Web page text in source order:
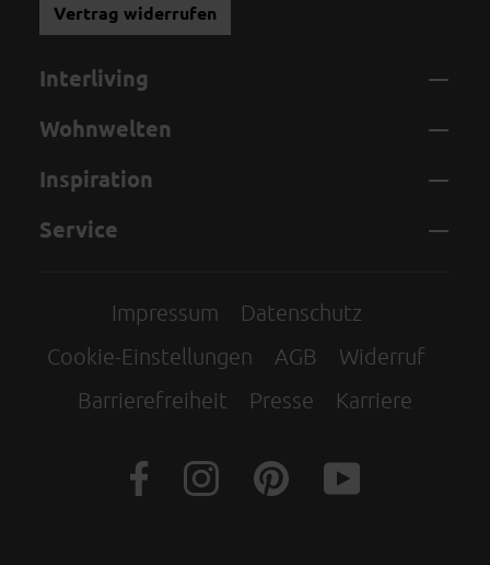
Vertrag widerrufen
Interliving
Wohnwelten
Inspiration
Service
Impressum
Datenschutz
Cookie-Einstellungen
AGB
Widerruf
Barrierefreiheit
Presse Karriere